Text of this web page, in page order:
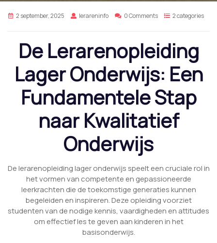
2 september, 2025 lerareninfo 0 Comments 2 categories
De Lerarenopleiding
Lager Onderwijs: Een
Fundamentele Stap
naar Kwalitatief
Onderwijs
De lerarenopleiding lager onderwijs speelt een cruciale rol in
het vormen van competente en gepassioneerde
leerkrachten die de toekomstige generaties kunnen
begeleiden en inspireren. Deze opleiding voorziet
studenten van de nodige kennis, vaardigheden en attitudes
om effectief les te geven aan kinderen in het
basisonderwijs.